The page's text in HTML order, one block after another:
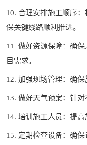
10. 合理安排施工顺序
保关键线路顺利推进。
11. 做好资源保障：确
目需求。
12. 加强现场管理：确保
13. 做好天气预案：针对
14. 培训施工人员：提高
15. 定期检查设备：确